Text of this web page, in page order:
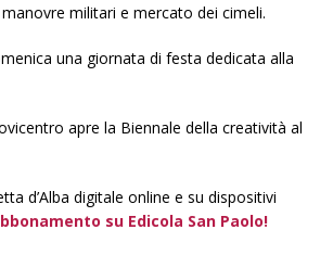
militari e mercato dei cimeli.
una giornata di festa dedicata alla
apre la Biennale della creatività al
d’Alba digitale online e su dispositivi
su Edicola San Paolo!